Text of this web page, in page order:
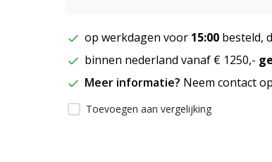
op werkdagen voor 15:00 besteld,
binnen nederland vanaf € 1250,-
Meer informatie? Neem contact
Toevoegen aan vergelijking